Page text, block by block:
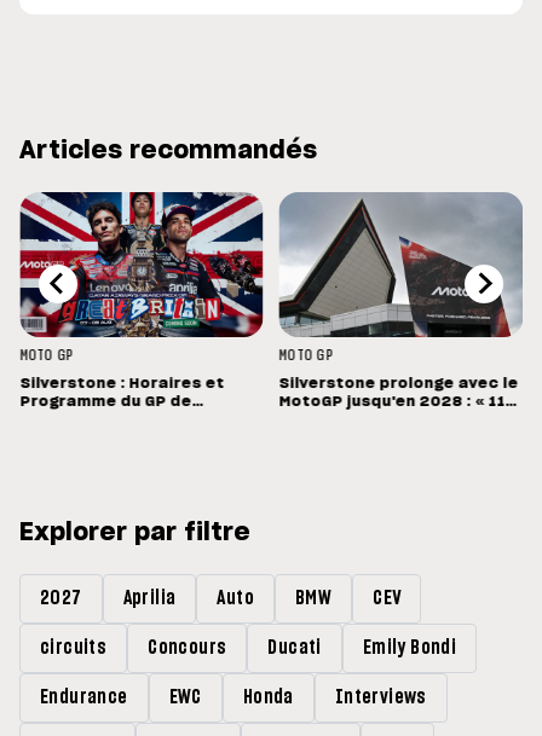
Articles recommandés
MOTO GP
Silverstone : Horaires et
Programme du GP de
MOTO GP
Silverstone prolonge avec le
MotoGP jusqu'en 2028 : « 11
Explorer par filtre
2027 Aprilia Auto BMW CEV
circuits Concours Ducati Emily Bondi
Endurance EWC Honda Interviews